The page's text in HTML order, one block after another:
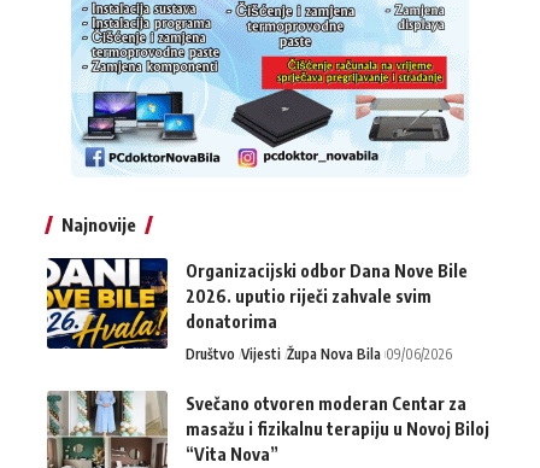
Najnovije
Organizacijski odbor Dana Nove Bile
2026. uputio riječi zahvale svim
donatorima
Društvo Vijesti Župa Nova Bila 09/06/2026
Svečano otvoren moderan Centar za
masažu i fizikalnu terapiju u Novoj Biloj
“Vita Nova”